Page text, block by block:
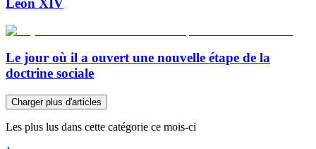
Léon XIV
Le jour où il a ouvert une nouvelle étape de la
doctrine sociale
Charger plus d'articles
Les plus lus dans cette catégorie ce mois-ci